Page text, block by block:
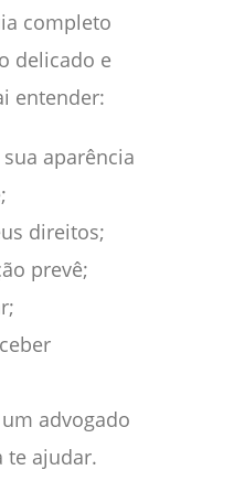
completo
delicado e
entender:
aparência
direitos;
prevê;
advogado
te ajudar.